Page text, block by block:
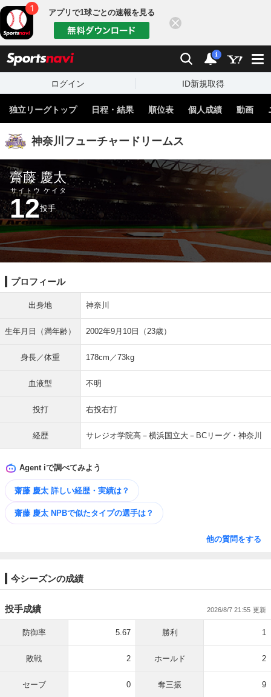
アプリで1球ごとの速報を見る
検索 通知
i
ログイン ID新規取得
独立リーグトップ 日程・結果 順位表 個人成績 動画
神奈川フューチャードリームス
齋藤 慶太
サイトウ ケイタ
12投手
プロフィール
出身地 神奈川
生年月日（満年齢） 2002年9月10日（23歳）
身長／体重 178cm／73kg
血液型 不明
投打 右投右打
経歴 サレジオ学院高－横浜国立大－BCリーグ・神奈川
Agent iで調べてみよう
齋藤 慶太 詳しい経歴・実績は？
齋藤 慶太 NPBで似たタイプの選手は？
他の質問をする
今シーズンの成績
投手成績 2026/8/7 21:55
防御率 5.67 勝利 1
敗戦 2 ホールド 2
セーブ 0 奪三振 9